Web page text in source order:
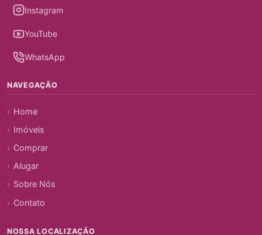
Instagram
YouTube
WhatsApp
NAVEGAÇÃO
Home
Imóveis
Comprar
Alugar
Sobre Nós
Contato
NOSSA LOCALIZAÇÃO